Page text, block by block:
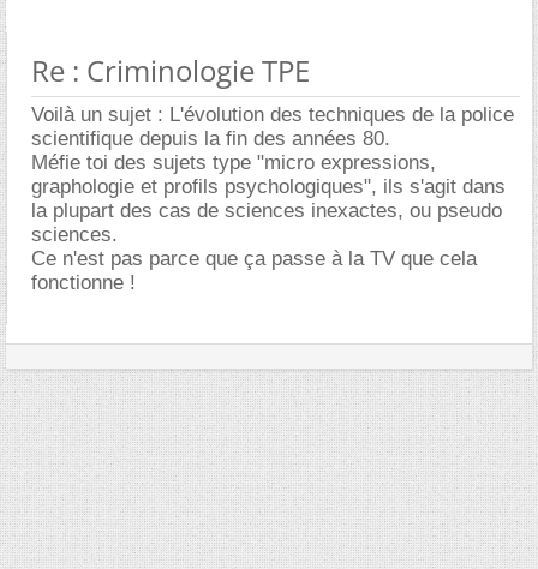
Re : Criminologie TPE
Voilà un sujet : L'évolution des techniques de la police
scientifique depuis la fin des années 80.
Méfie toi des sujets type "micro expressions,
graphologie et profils psychologiques", ils s'agit dans
la plupart des cas de sciences inexactes, ou pseudo
sciences.
Ce n'est pas parce que ça passe à la TV que cela
fonctionne !